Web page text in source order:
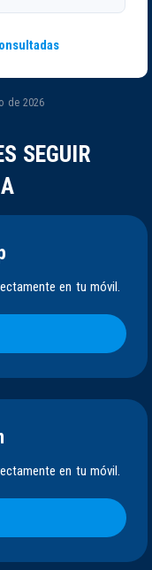
de 2026
SEGUIR
en tu móvil.
en tu móvil.